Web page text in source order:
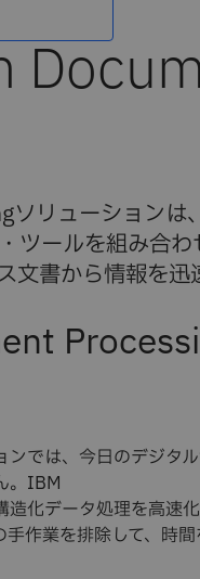
リューションは
ツールを組み合わ
文書から情報を迅
では、今日のデジタ
。IBM
化データ処理を高速
作業を排除して、時